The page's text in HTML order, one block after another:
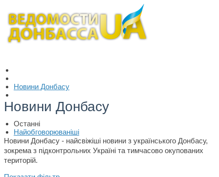
Новини Донбасу
Новини Донбасу
Останні
Найобговорюваніші
Новини Донбасу - найсвіжіші новини з українського Донбасу,
зокрема з підконтрольних Україні та тимчасово окупованих
територій.